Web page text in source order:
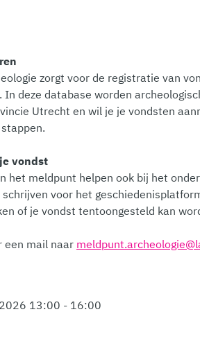
zorgt voor de registratie van
In deze database worden
Utrecht en wil je je vondsten
vondst
het meldpunt helpen ook bij het
voor het
of je vondst tentoongesteld kan
een mail naar
13:00 - 16:00